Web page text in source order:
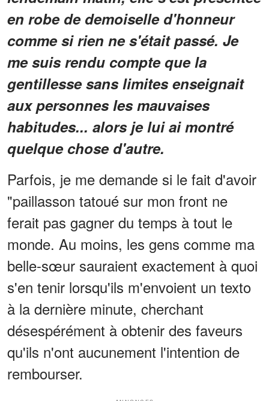
en robe de demoiselle d'honneur
comme si rien ne s'était passé. Je
me suis rendu compte que la
gentillesse sans limites enseignait
aux personnes les mauvaises
habitudes... alors je lui ai montré
quelque chose d'autre.
Parfois, je me demande si le fait d'avoir
"paillasson tatoué sur mon front ne
ferait pas gagner du temps à tout le
monde. Au moins, les gens comme ma
belle-sœur sauraient exactement à quoi
s'en tenir lorsqu'ils m'envoient un texto
à la dernière minute, cherchant
désespérément à obtenir des faveurs
qu'ils n'ont aucunement l'intention de
rembourser.